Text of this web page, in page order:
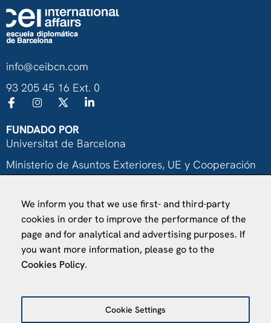
info@ceibcn.com
93 205 45 16 Ext. 0
FUNDADO POR
Universitat de Barcelona
Ministerio de Asuntos Exteriores, UE y Cooperación
We inform you that we use first- and third-party
cookies in order to improve the performance of the
page and for analytical and advertising purposes. If
you want more information, please go to the
Cookies Policy.
Cookie Settings